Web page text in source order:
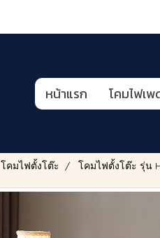
หน้าแรก โคมไฟเ
โคมไฟตั้งโต๊ะ โคมไฟตั้งโต๊ะ รุ่น